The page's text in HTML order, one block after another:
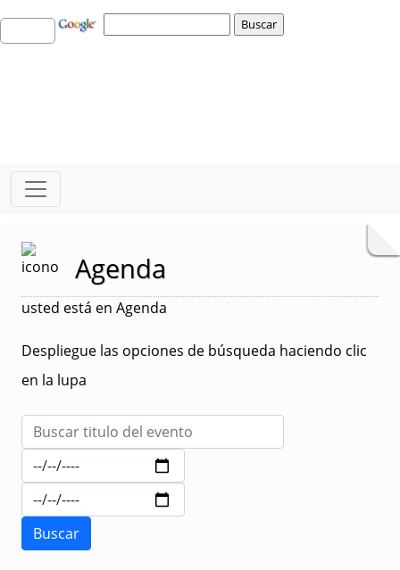
Agenda
usted está en Agenda
Despliegue las opciones de búsqueda haciendo clic
en la lupa